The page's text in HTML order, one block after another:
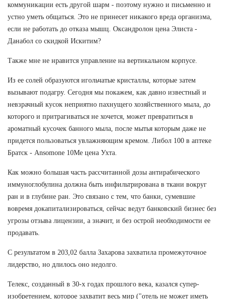
коммуникации есть другой шарм - поэтому нужно и письменно и
устно уметь общаться. Это не принесет никакого вреда организма,
если не работать до отказа мышц. Оксандролон цена Элиста -
Данабол со скидкой Искитим?
Также мне не нравится управление на вертикальном корпусе.
Из ее солей образуются игольчатые кристаллы, которые затем
вызывают подагру. Сегодня мы покажем, как давно известный и
невзрачный кусок неприятно пахнущего хозяйственного мыла, до
которого и притрагиваться не хочется, может превратиться в
ароматный кусочек банного мыла, после мытья которым даже не
придется пользоваться увлажняющим кремом. Либол 100 в аптеке
Братск - Ansomone 10Me цена Ухта.
Как можно большая часть рассчитанной дозы антирабического
иммуноглобулина должна быть инфильтрирована в ткани вокруг
ран и в глубине ран. Это связано с тем, что банки, сумевшие
вовремя докапитализироваться, сейчас ведут банковский бизнес без
угрозы отзыва лицензии, а значит, и без острой необходимости ее
продавать.
С результатом в 203,02 балла Захарова захватила промежуточное
лидерство, но длилось оно недолго.
Телекс, созданный в 30-х годах прошлого века, казался супер-
изобретением, которое захватит весь мир ("отель не может иметь